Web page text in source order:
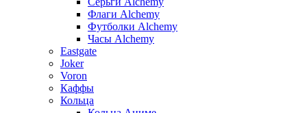
Флаги Alchemy
Футболки Alchemy
Часы Alchemy
Eastgate
Joker
Voron
Каффы
Кольца